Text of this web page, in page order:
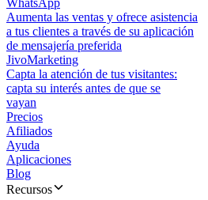
WhatsApp
Aumenta las ventas y ofrece asistencia
a tus clientes a través de su aplicación
de mensajería preferida
JivoMarketing
Capta la atención de tus visitantes:
capta su interés antes de que se
vayan
Precios
Afiliados
Ayuda
Aplicaciones
Blog
Recursos